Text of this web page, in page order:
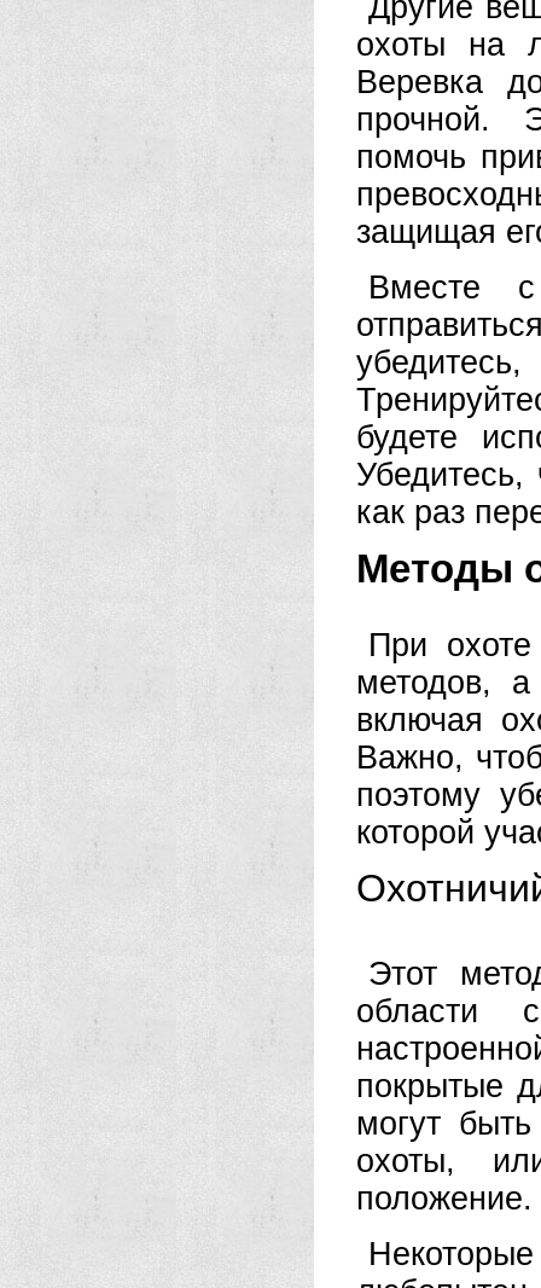
Другие
охоты на
Веревка
прочной.
помочь
защищая
Вместе
будете
как раз
Методы
При
методов,
включая
Важно,
поэтому
которой
Этот
области
покрытые
могут
охоты,
положение.